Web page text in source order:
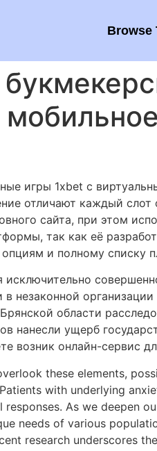
Browse
игры 1xbet с
отличают каждый слот
сайта, при этом
так как её
и полному списку
исключительно
незаконной
области
нанесли ущерб
возник онлайн-сервис
these elements,
with underlying
As we deepen
needs of various
research underscores